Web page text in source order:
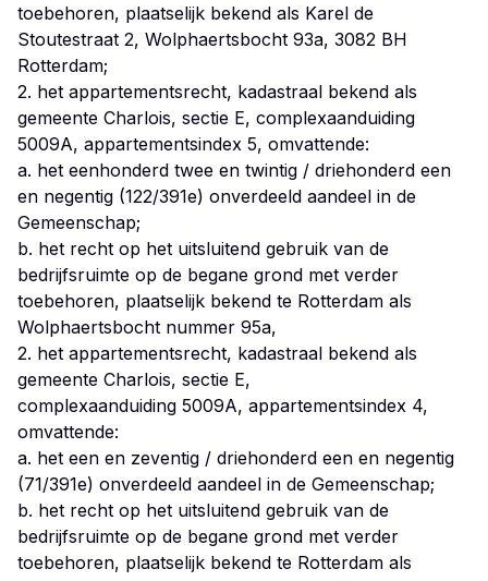
toebehoren, plaatselijk bekend als Karel de
Stoutestraat 2, Wolphaertsbocht 93a, 3082 BH
Rotterdam;
2. het appartementsrecht, kadastraal bekend als
gemeente Charlois, sectie E, complexaanduiding
5009A, appartementsindex 5, omvattende:
a. het eenhonderd twee en twintig / driehonderd een
en negentig (122/391e) onverdeeld aandeel in de
Gemeenschap;
b. het recht op het uitsluitend gebruik van de
bedrijfsruimte op de begane grond met verder
toebehoren, plaatselijk bekend te Rotterdam als
Wolphaertsbocht nummer 95a,
2. het appartementsrecht, kadastraal bekend als
gemeente Charlois, sectie E,
complexaanduiding 5009A, appartementsindex 4,
omvattende:
a. het een en zeventig / driehonderd een en negentig
(71/391e) onverdeeld aandeel in de Gemeenschap;
b. het recht op het uitsluitend gebruik van de
bedrijfsruimte op de begane grond met verder
toebehoren, plaatselijk bekend te Rotterdam als